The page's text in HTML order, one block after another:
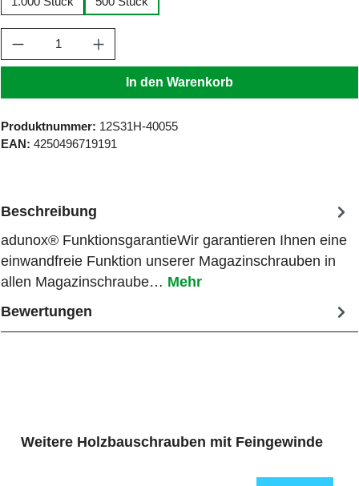
Produkt Anzahl: Gib den gewünschten Wert
In den Warenkorb
Produktnummer: 12S31H-40055
EAN: 4250496719191
Beschreibung
adunox® FunktionsgarantieWir garantieren Ihnen eine
einwandfreie Funktion unserer Magazinschrauben in
allen Magazinschraube… Mehr
Bewertungen
Produktgalerie überspringen
Weitere Holzbauschrauben mit Feingewinde